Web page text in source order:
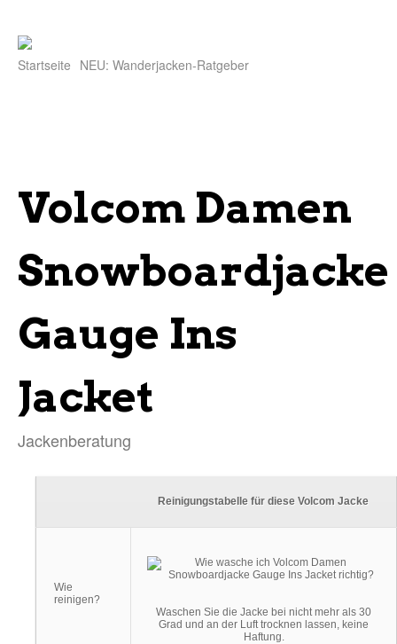
Startseite NEU: Wanderjacken-Ratgeber
Volcom Damen
Snowboardjacke
Gauge Ins
Jacket
Jackenberatung
Reinigungstabelle für diese Volcom Jacke
Wie
reinigen?
Waschen Sie die Jacke bei nicht mehr als 30
Grad und an der Luft trocknen lassen, keine
Haftung.